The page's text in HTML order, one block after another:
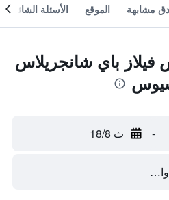
مشابهة الموقع الأسئلة الشائعة
باي شانجريلاس
- ث 18/8